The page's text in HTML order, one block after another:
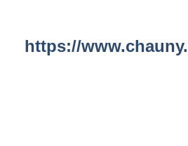
https://